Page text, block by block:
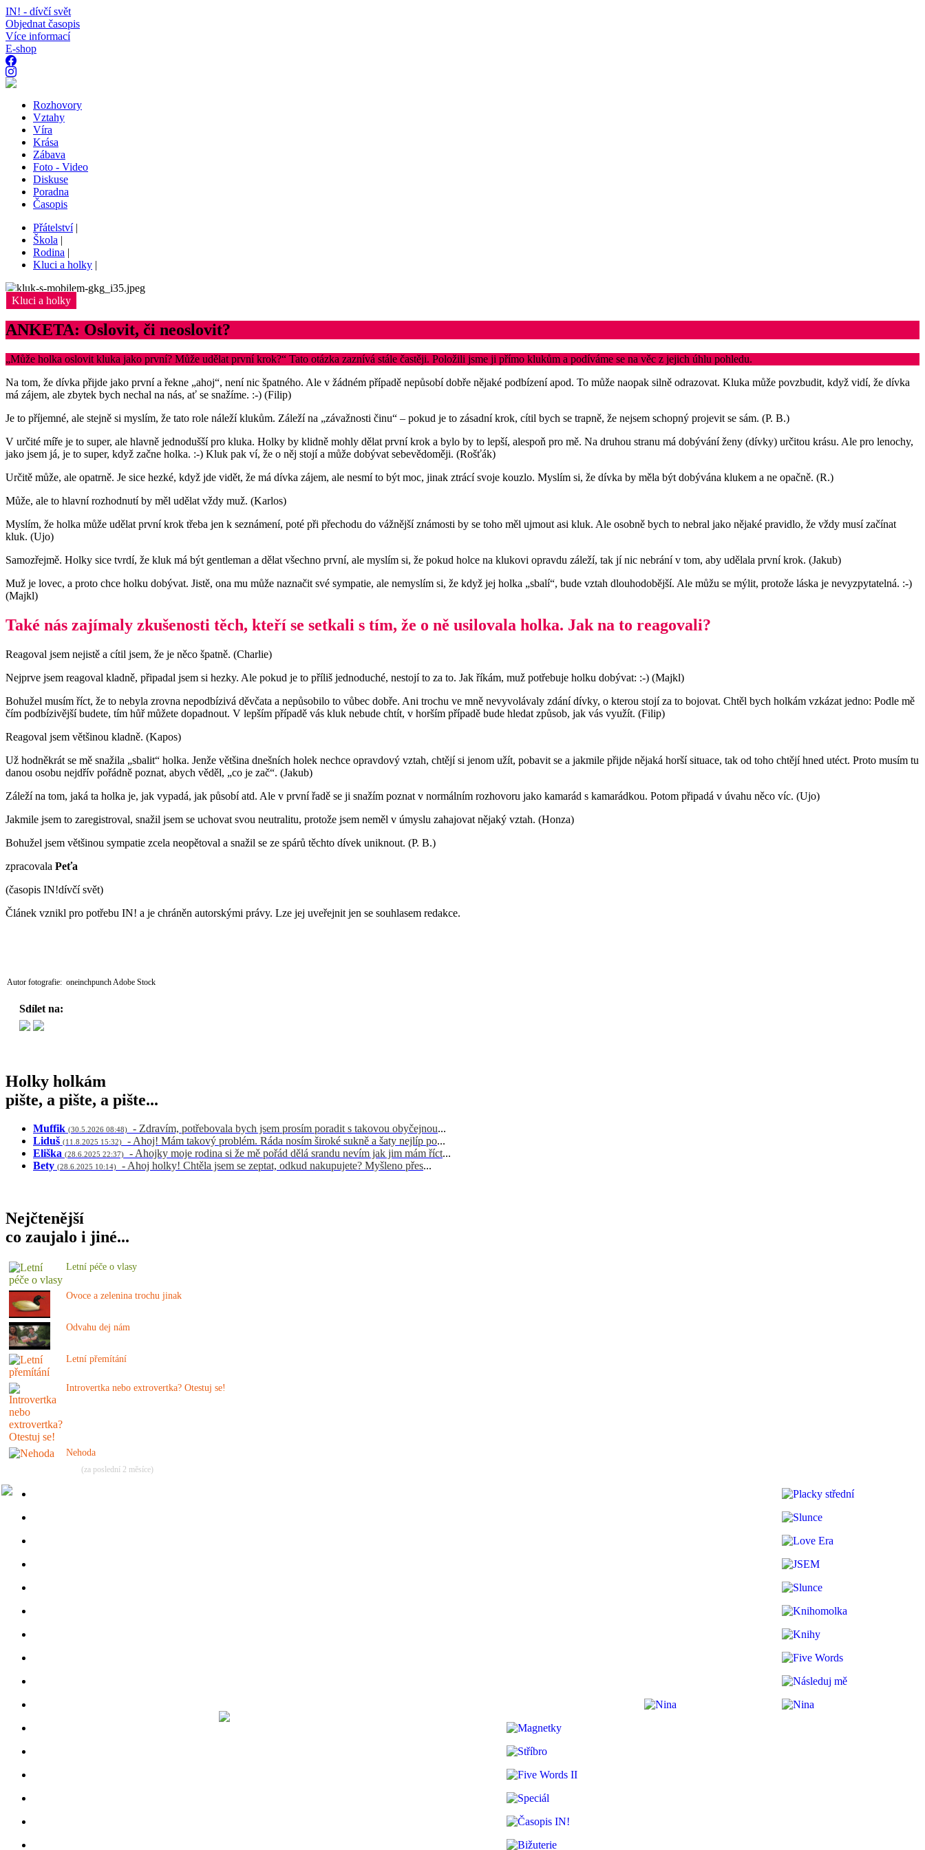
IN! - dívčí svět
Objednat časopis
Více informací
E-shop
Rozhovory
Vztahy
Víra
Krása
Zábava
Foto - Video
Diskuse
Poradna
Časopis
Přátelství|
Škola |
Rodina |
Kluci a holky |
Kluci a holky
ANKETA: Oslovit, či neoslovit?
„Může holka oslovit kluka jako první? Může udělat první krok?“ Tato otázka zaznívá stále častěji. Položili jsme ji přímo klukům a podíváme se na věc z jejich úhlu pohledu.
Na tom, že dívka přijde jako první a řekne „ahoj“, není nic špatného. Ale v žádném případě nepůsobí dobře nějaké podbízení apod. To může naopak silně odrazovat. Kluka může povzbudit, když vidí, že dívka
má zájem, ale zbytek bych nechal na nás, ať se snažíme. :-) (Filip)
Je to příjemné, ale stejně si myslím, že tato role náleží klukům. Záleží na „závažnosti činu“ – pokud je to zásadní krok, cítil bych se trapně, že nejsem schopný projevit se sám. (P. B.)
V určité míře je to super, ale hlavně jednodušší pro kluka. Holky by klidně mohly dělat první krok a bylo by to lepší, alespoň pro mě. Na druhou stranu má dobývání ženy (dívky) určitou krásu. Ale pro lenochy,
jako jsem já, je to super, když začne holka. :-) Kluk pak ví, že o něj stojí a může dobývat sebevědoměji. (Rošťák)
Určitě může, ale opatrně. Je sice hezké, když jde vidět, že má dívka zájem, ale nesmí to být moc, jinak ztrácí svoje kouzlo. Myslím si, že dívka by měla být dobývána klukem a ne opačně. (R.)
Může, ale to hlavní rozhodnutí by měl udělat vždy muž. (Karlos)
Myslím, že holka může udělat první krok třeba jen k seznámení, poté při přechodu do vážnější známosti by se toho měl ujmout asi kluk. Ale osobně bych to nebral jako nějaké pravidlo, že vždy musí začínat
kluk. (Ujo)
Samozřejmě. Holky sice tvrdí, že kluk má být gentleman a dělat všechno první, ale myslím si, že pokud holce na klukovi opravdu záleží, tak jí nic nebrání v tom, aby udělala první krok. (Jakub)
Muž je lovec, a proto chce holku dobývat. Jistě, ona mu může naznačit své sympatie, ale nemyslím si, že když jej holka „sbalí“, bude vztah dlouhodobější. Ale můžu se mýlit, protože láska je nevyzpytatelná. :-)
(Majkl)
Také nás zajímaly zkušenosti těch, kteří se setkali s tím, že o ně usilovala holka. Jak na to reagovali?
Reagoval jsem nejistě a cítil jsem, že je něco špatně. (Charlie)
Nejprve jsem reagoval kladně, připadal jsem si hezky. Ale pokud je to příliš jednoduché, nestojí to za to. Jak říkám, muž potřebuje holku dobývat: :-) (Majkl)
Bohužel musím říct, že to nebyla zrovna nepodbízivá děvčata a nepůsobilo to vůbec dobře. Ani trochu ve mně nevyvolávaly zdání dívky, o kterou stojí za to bojovat. Chtěl bych holkám vzkázat jedno: Podle mě
čím podbízivější budete, tím hůř můžete dopadnout. V lepším případě vás kluk nebude chtít, v horším případě bude hledat způsob, jak vás využít. (Filip)
Reagoval jsem většinou kladně. (Kapos)
Už hodněkrát se mě snažila „sbalit“ holka. Jenže většina dnešních holek nechce opravdový vztah, chtějí si jenom užít, pobavit se a jakmile přijde nějaká horší situace, tak od toho chtějí hned utéct. Proto musím tu
danou osobu nejdřív pořádně poznat, abych věděl, „co je zač“. (Jakub)
Záleží na tom, jaká ta holka je, jak vypadá, jak působí atd. Ale v první řadě se ji snažím poznat v normálním rozhovoru jako kamarád s kamarádkou. Potom připadá v úvahu něco víc. (Ujo)
Jakmile jsem to zaregistroval, snažil jsem se uchovat svou neutralitu, protože jsem neměl v úmyslu zahajovat nějaký vztah. (Honza)
Bohužel jsem většinou sympatie zcela neopětoval a snažil se ze spárů těchto dívek uniknout. (P. B.)
zpracovala Peťa
(časopis IN!dívčí svět)
Článek vznikl pro potřebu IN! a je chráněn autorskými právy. Lze jej uveřejnit jen se souhlasem redakce.
Autor fotografie: oneinchpunch Adobe Stock
Sdílet na:
Holky holkám
pište, a pište, a pište...
Muffik (30.5.2026 08:48) - Zdravím, potřebovala bych jsem prosím poradit s takovou obyčejnou...
Liduš (11.8.2025 15:32) - Ahoj! Mám takový problém. Ráda nosím široké sukně a šaty nejlíp po...
Eliška (28.6.2025 22:37) - Ahojky moje rodina si že mě pořád dělá srandu nevím jak jim mám říct...
Bety (28.6.2025 10:14) - Ahoj holky! Chtěla jsem se zeptat, odkud nakupujete? Myšleno přes...
Nejčtenější
co zaujalo i jiné...
Letní péče o vlasy
Ovoce a zelenina trochu jinak
Odvahu dej nám
Letní přemítání
Introvertka nebo extrovertka? Otestuj se!
Nehoda
(za poslední 2 měsíce)